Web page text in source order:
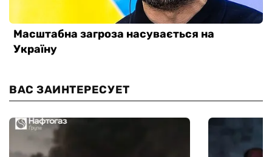
ВАС ЗАИНТЕРЕСУЕТ